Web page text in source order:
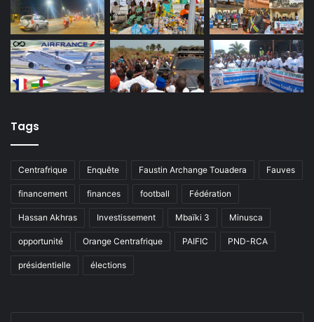
Tags
Centrafrique Enquête Faustin Archange Touadera Fauves
financement finances football Fédération
Hassan Akhras Investissement Mbaïki 3 Minusca
opportunité Orange Centrafrique PAIFIC PND-RCA
présidentielle élections